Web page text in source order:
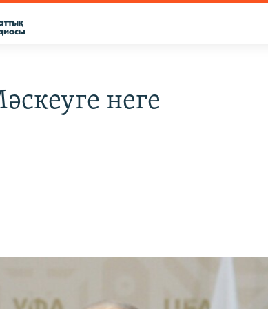
неге